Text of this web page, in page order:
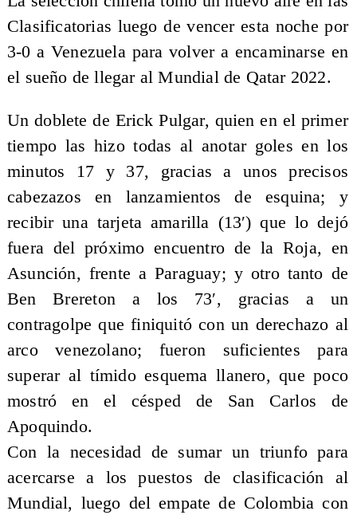
Clasificatorias luego de vencer esta noche por
3-0 a Venezuela para volver a encaminarse en
el sueño de llegar al Mundial de Qatar 2022.
Un doblete de Erick Pulgar, quien en el primer
tiempo las hizo todas al anotar goles en los
minutos 17 y 37, gracias a unos precisos
cabezazos en lanzamientos de esquina; y
recibir una tarjeta amarilla (13′) que lo dejó
fuera del próximo encuentro de la Roja, en
Asunción, frente a Paraguay; y otro tanto de
Ben Brereton a los 73′, gracias a un
contragolpe que finiquitó con un derechazo al
arco venezolano; fueron suficientes para
superar al tímido esquema llanero, que poco
mostró en el césped de San Carlos de
Apoquindo.
Con la necesidad de sumar un triunfo para
acercarse a los puestos de clasificación al
Mundial, luego del empate de Colombia con